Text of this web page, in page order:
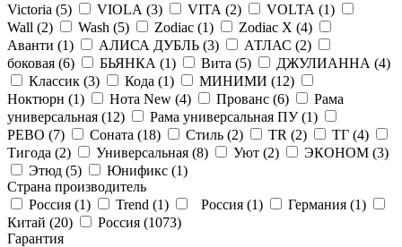
Victoria (5) VIOLA (3) VITA (2) VOLTA (1)
Wall (2) Wash (5) Zodiac (1) Zodiac X (4)
Аванти (1) АЛИСА ДУБЛЬ (3) АТЛАС (2)
боковая (6) БЬЯНКА (1) Вита (5) ДЖУЛИАННА (4)
Классик (3) Кода (1) МИНИМИ (12)
Ноктюрн (1) Нота New (4) Прованс (6)
Рама
универсальная (12) Рама универсальная ПУ (1)
РЕВО (7) Соната (18) Стиль (2) ТR (2) ТГ (4)
Тигода (2) Универсальная (8) Уют (2) ЭКОНОМ (3)
Этюд (5) Юнификс (1)
Страна производитель
Россия (1) Trend (1) Россия (1) Германия (1)
Китай (20) Россия (1073)
Гарантия